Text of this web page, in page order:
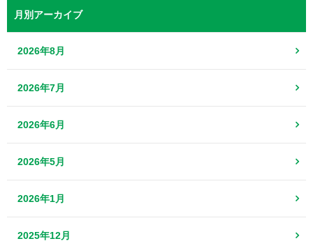
月別アーカイブ
2026年8月
2026年7月
2026年6月
2026年5月
2026年1月
2025年12月